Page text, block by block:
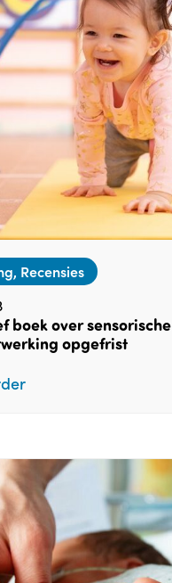
Recensies
boek over sensorische
opgefrist